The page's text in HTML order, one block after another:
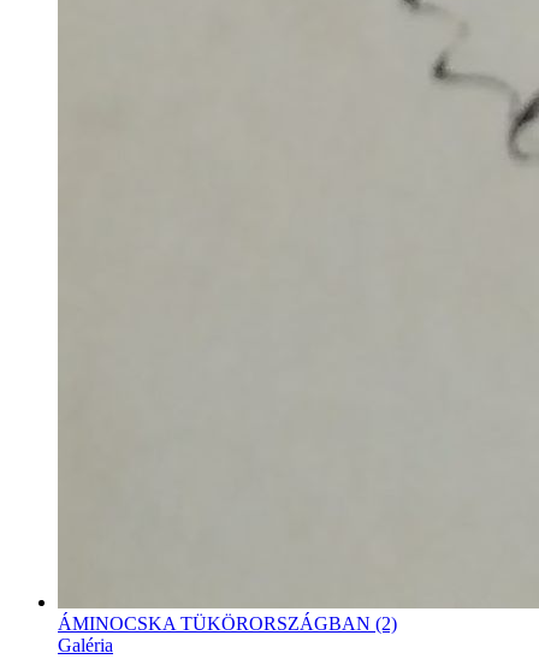
ÁMINOCSKA TÜKÖRORSZÁGBAN (2)
Galéria